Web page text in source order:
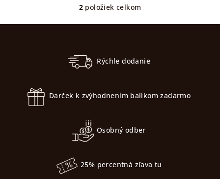
O
v
d
i
e
r
v
y
v
2 položiek celkom
Rýchle dodanie
Darček k zvýhodnením balíkom zadarmo
Osobný odber
25% percentná zľava tu